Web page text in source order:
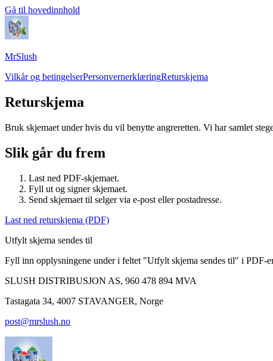
Gå til hovedinnhold
MrSlush
Vilkår og betingelserPersonvernerklæringReturskjema
Returskjema
Bruk skjemaet under hvis du vil benytte angreretten. Vi har samlet
Slik går du frem
Last ned PDF-skjemaet.
Fyll ut og signer skjemaet.
Send skjemaet til selger via e-post eller postadresse.
Last ned returskjema (PDF)
Utfylt skjema sendes til
Fyll inn opplysningene under i feltet "Utfylt skjema sendes til" i PDF-
SLUSH DISTRIBUSJON AS, 960 478 894 MVA
Tastagata 34, 4007 STAVANGER, Norge
post@mrslush.no